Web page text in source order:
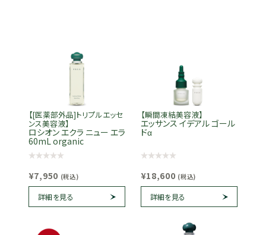
【[医薬部外品]トリプルエッセ
ンス美容液】
ロシオン エクラ ニュー エラ
60mL organic
¥7,950 (税込)
詳細を見る
【瞬間凍結美容液】
エッサンス イデアル ゴール
ドα
¥18,600 (税込)
詳細を見る